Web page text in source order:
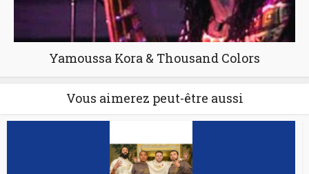
Yamoussa Kora & Thousand Colors
Vous aimerez peut-être aussi